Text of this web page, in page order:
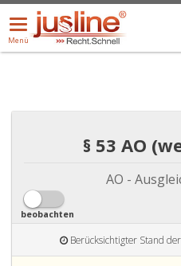
Menü
öffnen/schließen
Menü
ALLE DROPDOWN:
§ 53 AO
AO -
beobachten
Berücksichtigter Stand